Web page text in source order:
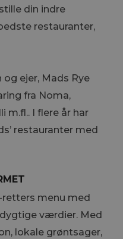
din indre
restauranter,
ejer, Mads Rye
fra Noma,
m.fl.. I flere år har
restauranter med
menu med
værdier. Med
lokale grøntsager,